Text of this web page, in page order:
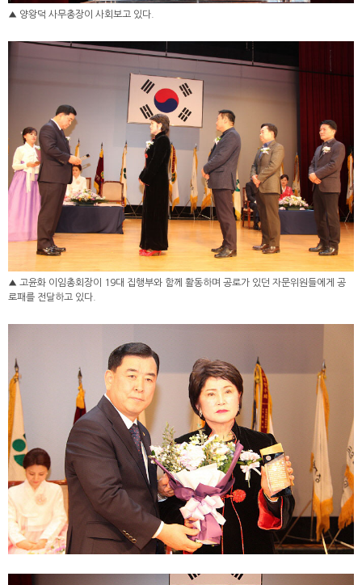
▲ 양왕덕 사무총장이 사회보고 있다.
▲ 고윤화 이임총회장이 19대 집행부와 함께 활동하며 공로가 있던 자문위원들에게 공
로패를 전달하고 있다.